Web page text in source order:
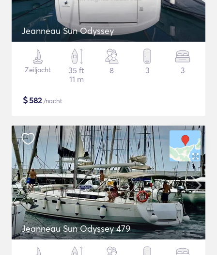
Jeanneau Sun Odyssey
Zeiljacht
35 ft
11 m
8 3 3
$582/nacht
Jeanneau Sun Odyssey 479